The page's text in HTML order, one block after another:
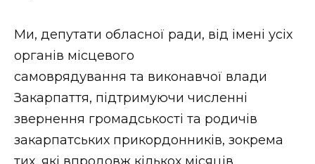
Ми, депутати обласної ради, від імені усіх
органів місцевого
самоврядування та виконавчої влади
Закарпаття, підтримуючи численні
звернення громадськості та родичів
закарпатських прикордонників, зокрема
тих, які впродовж кількох місяців